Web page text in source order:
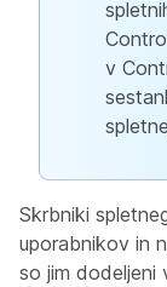
v
Skrbniki
uporabnikov in
so jim dodeljeni